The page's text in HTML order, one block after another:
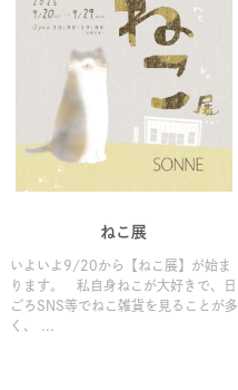
ねこ展
いよいよ9/20から【ねこ展】が始ま
ります。 私自身ねこが大好きで、日
ごろSNS等でねこ雑貨を見ることが多
く、 ...